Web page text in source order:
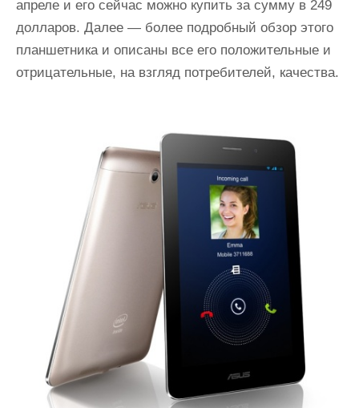
апреле и его сейчас можно купить за сумму в 249
долларов. Далее — более подробный обзор этого
планшетника и описаны все его положительные и
отрицательные, на взгляд потребителей, качества.